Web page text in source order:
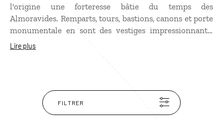
l'origine une forteresse bâtie du temps des
Almoravides. Remparts, tours, bastions, canons et porte
monumentale en sont des vestiges impressionnants.
Flâner dans ses ruelles aux teintes bleues sera un
tranquillité.
Lire plus
FILTRER